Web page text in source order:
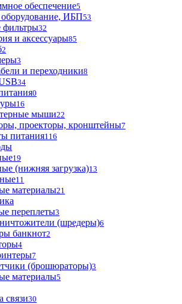
обеспечение5
оборудование, ИБП53
фильтры32
и аксессуары85
2
3
и переходники8
34
0
16
мыши22
проекторы, кронштейны7
питания116
19
(нижняя загрузка)13
11
материалы21
переплеты3
(шредеры)6
банкнот2
4
7
(брошюраторы)3
материалы5
связи30